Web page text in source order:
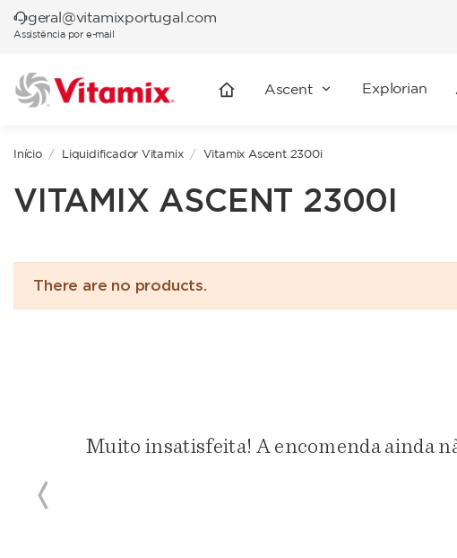
geral@vitamixportugal.com
Assistência por e-mail
Ascent Explorian
Início Liquidificador Vitamix Vitamix Ascent 2300i
VITAMIX ASCENT 2300I
There are no products.
Muito insatisfeita! A encomenda ainda